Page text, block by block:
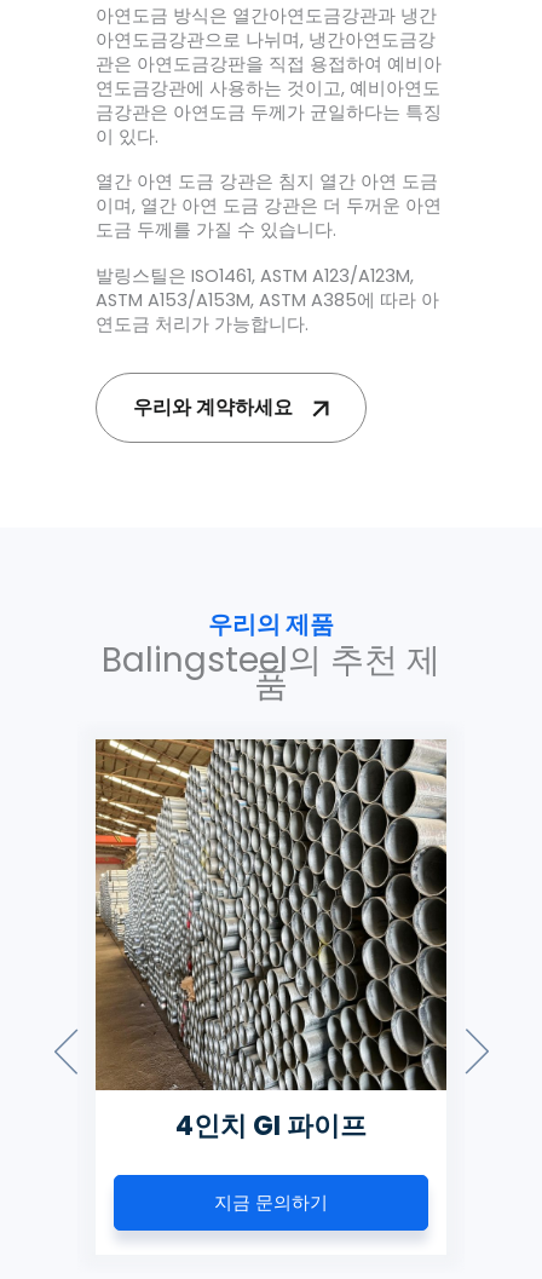
아연도금 방식은 열간아연도금강관과 냉간
아연도금강관으로 나뉘며, 냉간아연도금강
관은 아연도금강판을 직접 용접하여 예비아
연도금강관에 사용하는 것이고, 예비아연도
금강관은 아연도금 두께가 균일하다는 특징
이 있다.
열간 아연 도금 강관은 침지 열간 아연 도금
이며, 열간 아연 도금 강관은 더 두꺼운 아연
도금 두께를 가질 수 있습니다.
발링스틸은 ISO1461, ASTM A123/A123M,
ASTM A153/A153M, ASTM A385에 따라 아
연도금 처리가 가능합니다.
우리와 계약하세요
우리의 제품
Balingsteel의 추천 제
품
4인치 GI 파이프
지금 문의하기